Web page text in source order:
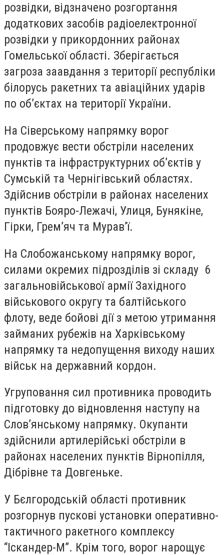
розвідки, відзначено розгортання
додаткових засобів радіоелектронної
розвідки у прикордонних районах
Гомельської області. Зберігається
загроза заавдання з території республіки
білорусь ракетних та авіаційних ударів
по об’єктах на території України.
На Сіверському напрямку ворог
продовжує вести обстріли населених
пунктів та інфраструктурних об’єктів у
Сумській та Чернігівський областях.
Здійснив обстріли в районах населених
пунктів Бояро-Лежачі, Улиця, Бунякіне,
Гірки, Грем’яч та Мурав’ї.
На Слобожанському напрямку ворог,
силами окремих підрозділів зі складу 6
загальновійськової армії Західного
військового округу та балтійського
флоту, веде бойові дії з метою утримання
займаних рубежів на Харківському
напрямку та недопущення виходу наших
військ на державний кордон.
Угруповання сил противника проводить
підготовку до відновлення наступу на
Слов’янському напрямку. Окупанти
здійснили артилерійські обстріли в
районах населених пунктів Вірнопілля,
Дібрівне та Довгеньке.
У Бєлгородській області противник
розгорнув пускові установки оперативно-
тактичного ракетного комплексу
“Іскандер-М”. Крім того, ворог нарощує